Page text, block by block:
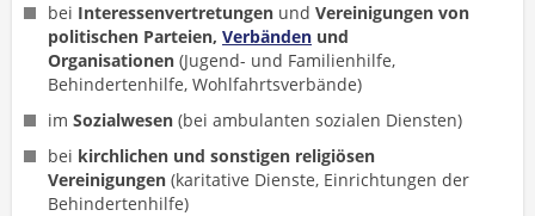
bei Interessenvertretungen und Vereinigungen von
politischen Parteien, Verbänden und
Organisationen (Jugend- und Familienhilfe,
Behindertenhilfe, Wohlfahrtsverbände)
im Sozialwesen (bei ambulanten sozialen Diensten)
bei kirchlichen und sonstigen religiösen
Vereinigungen (karitative Dienste, Einrichtungen der
Behindertenhilfe)